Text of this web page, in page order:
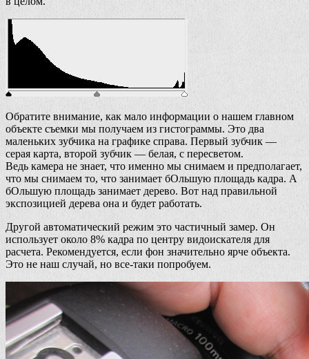
Обратите внимание, как мало информации о нашем главном
объекте съемки мы получаем из гистограммы. Это два
маленьких зубчика на графике справа. Первый зубчик —
серая карта, второй зубчик — белая, с пересветом.
Ведь камера не знает, что именно мы снимаем и предполагает,
что мы снимаем то, что занимает бОльшую площадь кадра. А
бОльшую площадь занимает дерево. Вот над правильной
экспозицией дерева она и будет работать.
Другой автоматический режим это частичный замер. Он
использует около 8% кадра по центру видоискателя для
расчета. Рекомендуется, если фон значительно ярче объекта.
Это не наш случай, но все-таки попробуем.